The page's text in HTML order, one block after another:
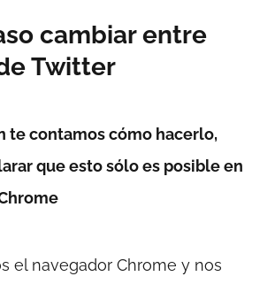
cambiar entre
Twitter
te contamos cómo hacerlo,
que esto sólo es posible en
el navegador Chrome y nos